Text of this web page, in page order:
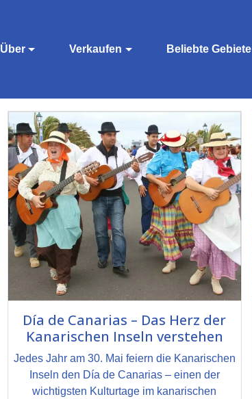
Über Verkaufen Beliebte Gebiete
Día de Canarias – Das Herz der
Kanarischen Inseln verstehen
Jedes Jahr am 30. Mai feiern die Kanarischen
Inseln den Día de Canarias – einen der
wichtigsten Kulturtage im kanarischen